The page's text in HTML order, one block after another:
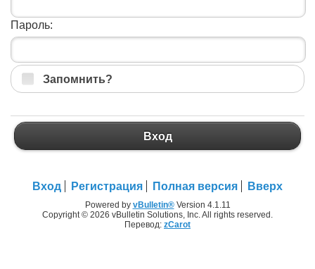
Пароль:
Запомнить?
Вход
Вход Регистрация Полная версия Вверх
Powered by vBulletin®Version 4.1.11
Copyright © 2026 vBulletin Solutions, Inc. All rights reserved.
Перевод: zCarot